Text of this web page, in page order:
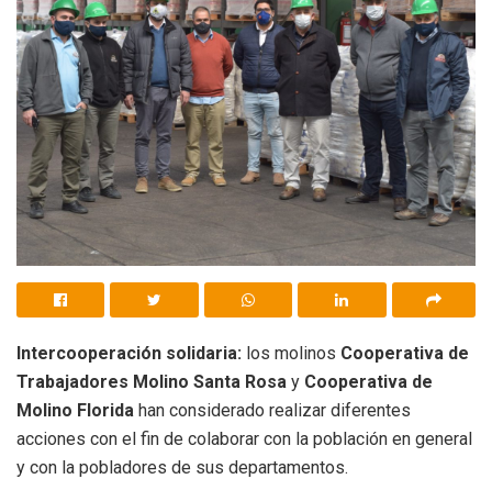
Intercooperación solidaria: los molinos Cooperativa de
Trabajadores Molino Santa Rosa y Cooperativa de
Molino Florida han considerado realizar diferentes
acciones con el fin de colaborar con la población en general
y con la pobladores de sus departamentos.